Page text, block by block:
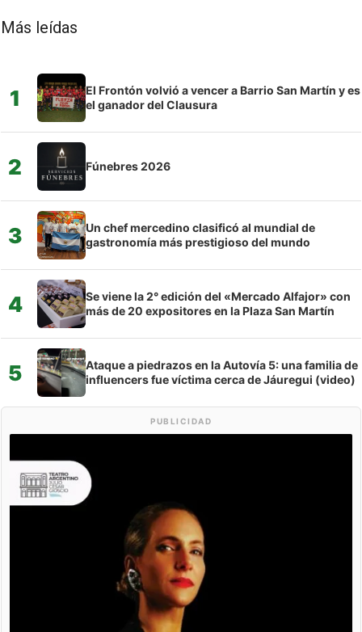
Más leídas
1
El Frontón volvió a vencer a Barrio San Martín y es
el ganador del Clausura
2 Fúnebres 2026
3
Un chef mercedino clasificó al mundial de
gastronomía más prestigioso del mundo
4
Se viene la 2° edición del «Mercado Alfajor» con
más de 20 expositores en la Plaza San Martín
5
Ataque a piedrazos en la Autovía 5: una familia de
influencers fue víctima cerca de Jáuregui (video)
PUBLICIDAD